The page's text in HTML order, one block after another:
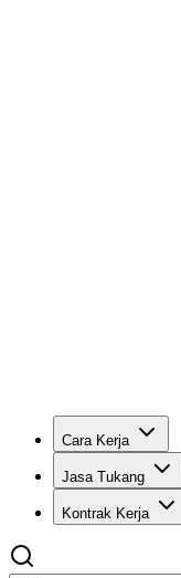
Cara Kerja
Jasa Tukang
Kontrak Kerja